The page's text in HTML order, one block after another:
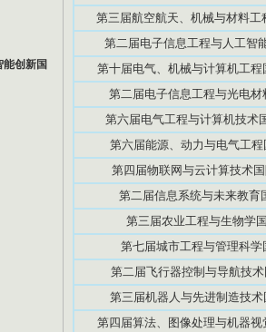
创新国
第三届航空航天、机械与材料
第二届电子信息工程与人工智
第十届电气、机械与计算机工
第二届电子信息工程与光电
第六届电气工程与计算机技术
第六届能源、动力与电气工
第四届物联网与云计算技术
第二届信息系统与未来教育
第三届农业工程与生物学
第七届城市工程与管理科
第二届飞行器控制与导航技
第三届机器人与先进制造技
第四届算法、图像处理与机器